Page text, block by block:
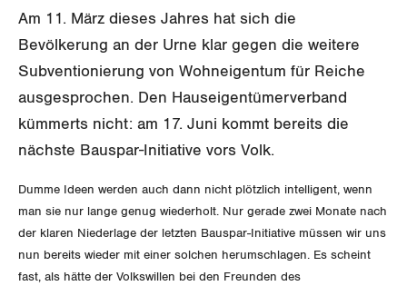
Gewerkschaftsrechte
Verteilung
Arbeitslosenversicherung
Ergänzungsleistungen
Unfallversicherung
Gesundheit
Verkehr
GLEICHSTELLUNG
Gleichstellung von Frauen und Männern
MIGRATION
Am 11. März dieses Jahres hat sich die
Bevölkerung an der Urne klar gegen die weitere
Subventionierung von Wohneigentum für Reiche
ausgesprochen. Den Hauseigentümerverband
kümmerts nicht: am 17. Juni kommt bereits die
nächste Bauspar-Initiative vors Volk.
Dumme Ideen werden auch dann nicht plötzlich intelligent, wenn
man sie nur lange genug wiederholt. Nur gerade zwei Monate nach
der klaren Niederlage der letzten Bauspar-Initiative müssen wir uns
nun bereits wieder mit einer solchen herumschlagen. Es scheint
fast, als hätte der Volkswillen bei den Freunden des